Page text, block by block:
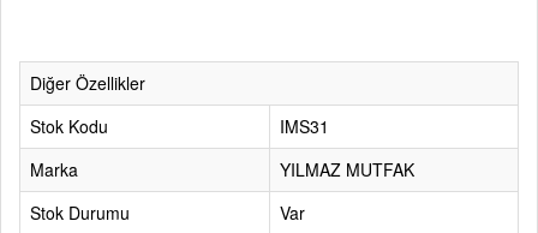
Diğer Özellikler
Stok Kodu
IMS31
Marka
YILMAZ MUTFAK
Stok Durumu
Var